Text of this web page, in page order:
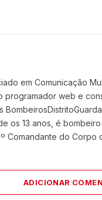
em Comunicação
programador web e
os 13 anos, é
Comandante do Corpo
ADICIONAR